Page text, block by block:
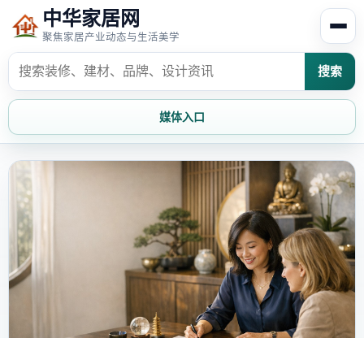
中华家居网
聚焦家居产业动态与生活美学
搜索
媒体入口
家居资讯
家居欣赏
装修设计
家居文化